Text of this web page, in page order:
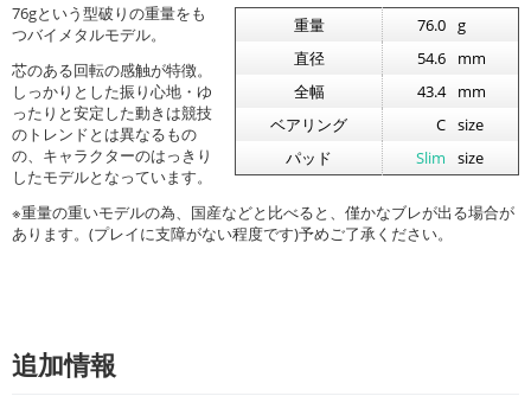
重量 76.0 g
直径
54.6
mm
全幅
43.4
mm
ベアリング
C size
パッド
Slim size
76gという型破りの重量をも
つバイメタルモデル。
芯のある回転の感触が特徴。
しっかりとした振り心地・ゆ
ったりと安定した動きは競技
のトレンドとは異なるもの
の、キャラクターのはっきり
したモデルとなっています。
※重量の重いモデルの為、国産などと比べると、僅かなブレが出る場合が
あります。(プレイに支障がない程度です)予めご了承ください。
追加情報